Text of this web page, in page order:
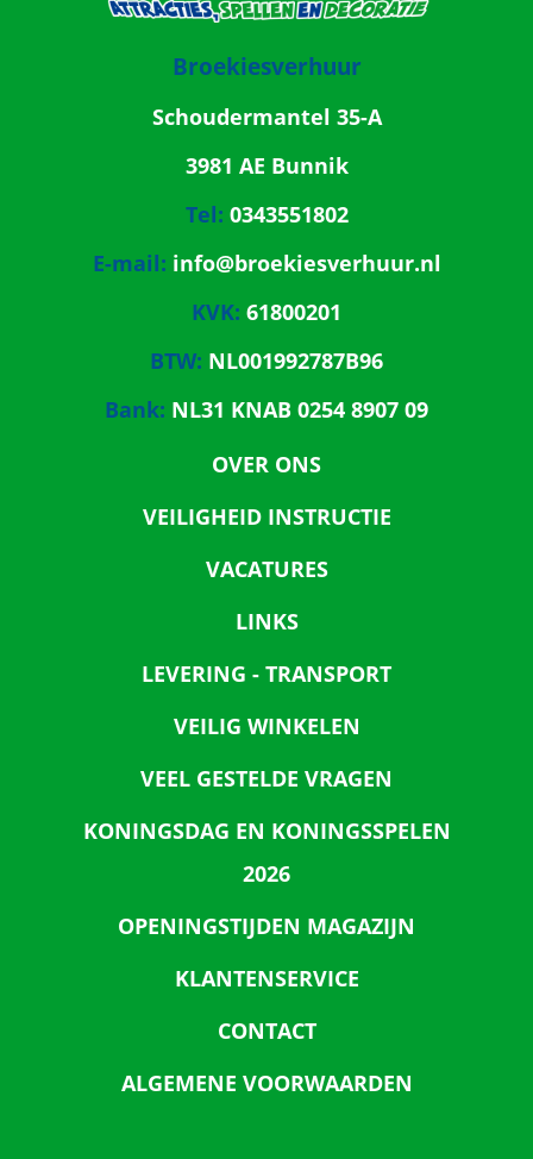
Broekiesverhuur
Schoudermantel 35-A
3981 AE Bunnik
Tel: 0343551802
E-mail: info@broekiesverhuur.nl
KVK: 61800201
BTW: NL001992787B96
Bank: NL31 KNAB 0254 8907 09
OVER ONS
VEILIGHEID INSTRUCTIE
VACATURES
LINKS
LEVERING - TRANSPORT
VEILIG WINKELEN
VEEL GESTELDE VRAGEN
KONINGSDAG EN KONINGSSPELEN
2026
OPENINGSTIJDEN MAGAZIJN
KLANTENSERVICE
CONTACT
ALGEMENE VOORWAARDEN